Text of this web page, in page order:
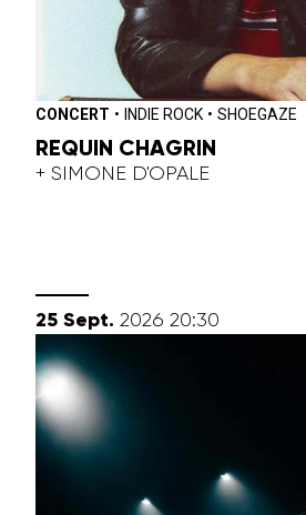
CONCERT • INDIE ROCK • SHOEGAZE
REQUIN CHAGRIN
+ SIMONE D'OPALE
25 septembre
Sept. 2026 20:30